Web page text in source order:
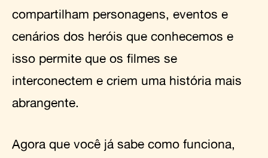
compartilham personagens, eventos e
cenários dos heróis que conhecemos e
isso permite que os filmes se
interconectem e criem uma história mais
abrangente.
Agora que você já sabe como funciona,